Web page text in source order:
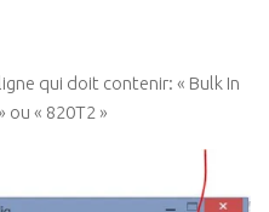
qui doit contenir: « Bulk In
ou « 820T2 »